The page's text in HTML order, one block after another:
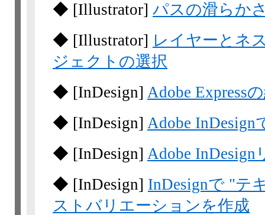
◆ [Illustrator] パスの滑らか
◆ [Illustrator] レイヤーとネ
ジェクトの選択
◆ [InDesign] Adobe Express
◆ [InDesign] Adobe
◆ [InDesign] Adobe
◆ [InDesign] InDesignで "テ
ストバリエーションを作成